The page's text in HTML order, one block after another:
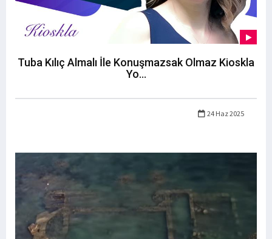
Tuba Kılıç Almalı İle Konuşmazsak Olmaz Kioskla
Yo...
24 Haz 2025